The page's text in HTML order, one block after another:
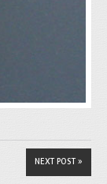
NEXT POST »